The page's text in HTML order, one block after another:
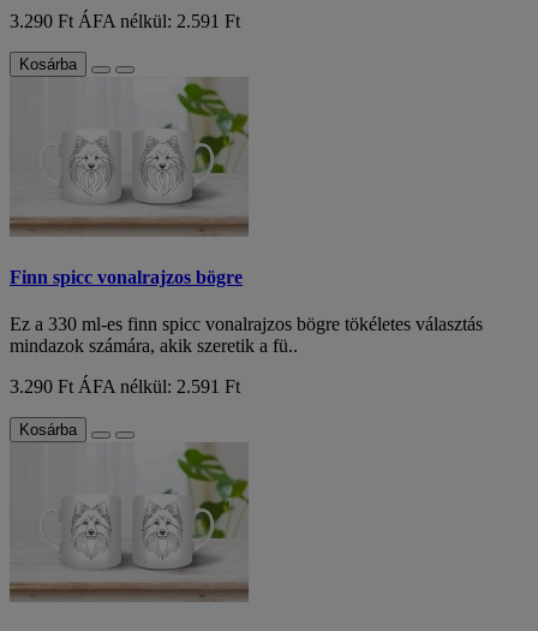
3.290 Ft ÁFA nélkül: 2.591 Ft
Kosárba
Finn spicc vonalrajzos bögre
Ez a 330 ml-es finn spicc vonalrajzos bögre tökéletes választás
mindazok számára, akik szeretik a fü..
3.290 Ft ÁFA nélkül: 2.591 Ft
Kosárba